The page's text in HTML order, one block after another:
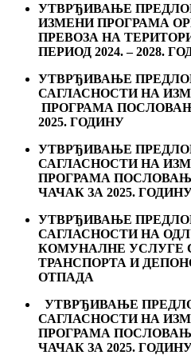
УТВРЂИВАЊЕ
ИЗМЕНИ ПРОГРАМА
ПРЕВОЗА НА
ПЕРИОД 2024. – 2028.
УТВРЂИВАЊЕ
САГЛАСНОСТИ НА
ПРОГРАМА
2025. ГОДИНУ
УТВРЂИВАЊЕ
САГЛАСНОСТИ НА
ПРОГРАМА
ЧАЧАК ЗА 2025.
УТВРЂИВАЊЕ
САГЛАСНОСТИ НА
КОМУНАЛНЕ УСЛУГЕ
ТРАНСПОРТА И
ОТПАДА
УТВРЂИВАЊЕ
САГЛАСНОСТИ НА
ПРОГРАМА
ЧАЧАК ЗА 2025.